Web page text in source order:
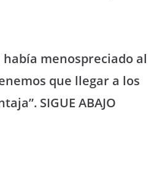
menospreciado al
que llegar a los
SIGUE ABAJO